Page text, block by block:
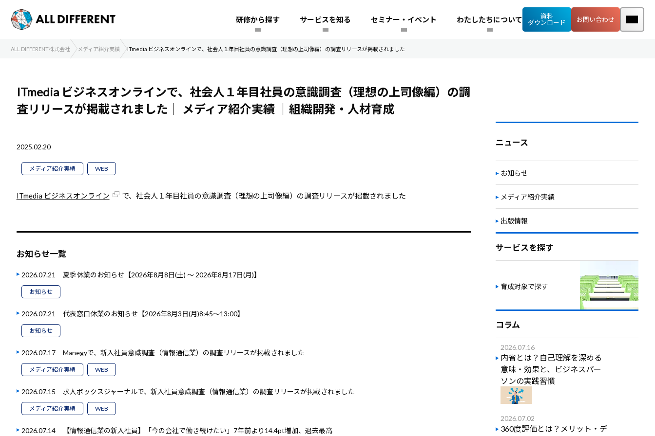
研修から探す サービスを知る セミナー・イベント わたしたちについて
資料
ダウンロード
お問い合わせ
ALL DIFFERENT株式会社 メディア紹介実績 ITmedia ビジネスオンラインで、社会人１年目社員の意識調査（理想の上司像編）の調査リリースが掲載されました
ITmedia ビジネスオンラインで、社会人１年目社員の意識調査（理想の上司像編）の調
査リリースが掲載されました｜ メディア紹介実績 ｜組織開発・人材育成
2025.02.20
メディア紹介実績 WEB
ITmedia ビジネスオンライン で、社会人１年目社員の意識調査（理想の上司像編）の調査リリースが掲載されました
お知らせ一覧
2026.07.21 夏季休業のお知らせ【2026年8月8日(土) ～ 2026年8月17日(月)】
お知らせ
2026.07.21 代表窓口休業のお知らせ【2026年8月3日(月)8:45～13:00】
お知らせ
2026.07.17 Manegyで、新入社員意識調査（情報通信業）の調査リリースが掲載されました
メディア紹介実績 WEB
2026.07.15 求人ボックスジャーナルで、新入社員意識調査（情報通信業）の調査リリースが掲載されました
メディア紹介実績 WEB
2026.07.14 【情報通信業の新入社員】「今の会社で働き続けたい」7年前より14.4pt増加、過去最高
ニュース
お知らせ
メディア紹介実績
出版情報
サービスを探す
育成対象で探す
コラム
2026.07.16
内省とは？自己理解を深める
意味・効果と、ビジネスパー
ソンの実践習慣
2026.07.02
360度評価とは？メリット・デ